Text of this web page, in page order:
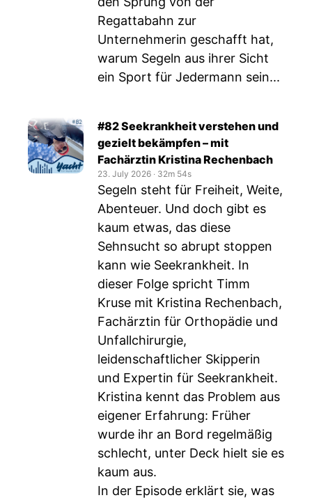
Regattabahn zur
Unternehmerin geschafft hat,
warum Segeln aus ihrer Sicht
ein Sport für Jedermann sein...
#82 Seekrankheit verstehen und
gezielt bekämpfen – mit
Fachärztin Kristina Rechenbach
23. July 2026 ‧ 32m 54s
Segeln steht für Freiheit, Weite,
Abenteuer. Und doch gibt es
kaum etwas, das diese
Sehnsucht so abrupt stoppen
kann wie Seekrankheit. In
dieser Folge spricht Timm
Kruse mit Kristina Rechenbach,
Fachärztin für Orthopädie und
Unfallchirurgie,
leidenschaftlicher Skipperin
und Expertin für Seekrankheit.
Kristina kennt das Problem aus
eigener Erfahrung: Früher
wurde ihr an Bord regelmäßig
schlecht, unter Deck hielt sie es
kaum aus.
In der Episode erklärt sie, was